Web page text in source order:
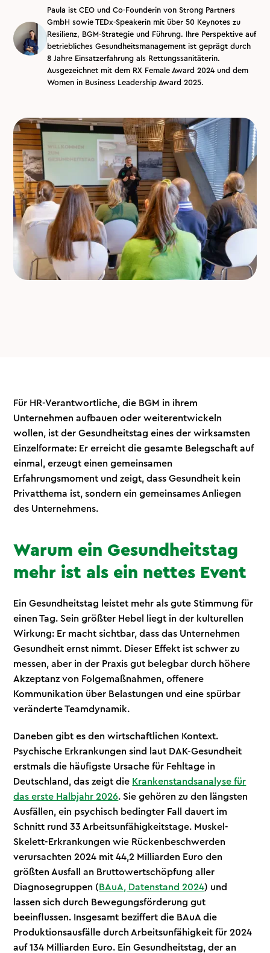
Paula ist CEO und Co-Founderin von Strong Partners
GmbH sowie TEDx-Speakerin mit über 50 Keynotes zu
Resilienz, BGM-Strategie und Führung. Ihre Perspektive auf
betriebliches Gesundheitsmanagement ist geprägt durch
8 Jahre Einsatzerfahrung als Rettungssanitäterin.
Ausgezeichnet mit dem RX Female Award 2024 und dem
Women in Business Leadership Award 2025.
Für HR-Verantwortliche, die BGM in ihrem
Unternehmen aufbauen oder weiterentwickeln
wollen, ist der Gesundheitstag eines der wirksamsten
Einzelformate: Er erreicht die gesamte Belegschaft auf
einmal, erzeugt einen gemeinsamen
Erfahrungsmoment und zeigt, dass Gesundheit kein
Privatthema ist, sondern ein gemeinsames Anliegen
des Unternehmens.
Warum ein Gesundheitstag
mehr ist als ein nettes Event
Ein Gesundheitstag leistet mehr als gute Stimmung für
einen Tag. Sein größter Hebel liegt in der kulturellen
Wirkung: Er macht sichtbar, dass das Unternehmen
Gesundheit ernst nimmt. Dieser Effekt ist schwer zu
messen, aber in der Praxis gut belegbar durch höhere
Akzeptanz von Folgemaßnahmen, offenere
Kommunikation über Belastungen und eine spürbar
veränderte Teamdynamik.
Daneben gibt es den wirtschaftlichen Kontext.
Psychische Erkrankungen sind laut DAK-Gesundheit
erstmals die häufigste Ursache für Fehltage in
Deutschland, das zeigt die Krankenstandsanalyse für
das erste Halbjahr 2026. Sie gehören zu den längsten
Ausfällen, ein psychisch bedingter Fall dauert im
Schnitt rund 33 Arbeitsunfähigkeitstage. Muskel-
Skelett-Erkrankungen wie Rückenbeschwerden
verursachten 2024 mit 44,2 Milliarden Euro den
größten Ausfall an Bruttowertschöpfung aller
Diagnosegruppen ( BAuA, Datenstand 2024) und
lassen sich durch Bewegungsförderung gut
beeinflussen. Insgesamt beziffert die BAuA die
Produktionsausfälle durch Arbeitsunfähigkeit für 2024
auf 134 Milliarden Euro. Ein Gesundheitstag, der an